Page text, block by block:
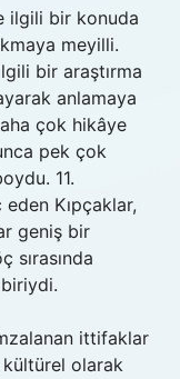
ilgili bir konuda
meyilli.
bir araştırma
anlamaya
çok hikâye
pek çok
11.
Kıpçaklar,
geniş bir
sırasında
biriydi.
ittifaklar
olarak